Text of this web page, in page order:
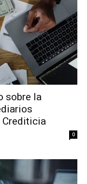
sobre la
Crediticia
0